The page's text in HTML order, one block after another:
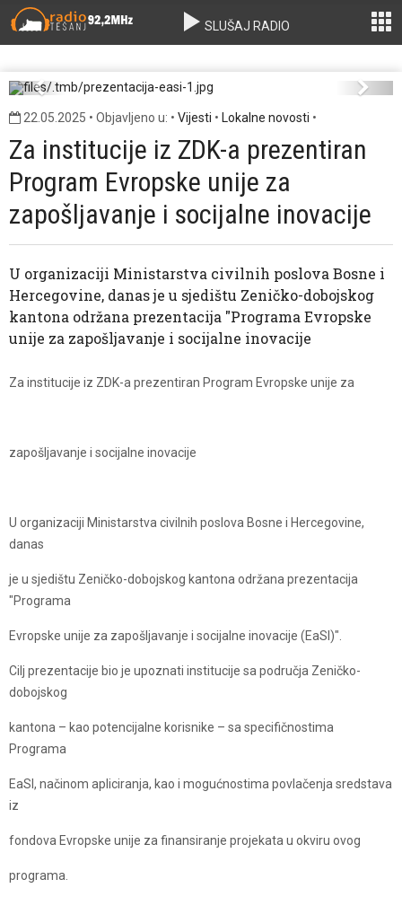
SLUŠAJ RADIO
Previous Next
22.05.2025 • Objavljeno u: • Vijesti • Lokalne novosti •
Za institucije iz ZDK-a prezentiran
Program Evropske unije za
zapošljavanje i socijalne inovacije
U organizaciji Ministarstva civilnih poslova Bosne i
Hercegovine, danas je u sjedištu Zeničko-dobojskog
kantona održana prezentacija "Programa Evropske
unije za zapošljavanje i socijalne inovacije
Za institucije iz ZDK-a prezentiran Program Evropske unije za
zapošljavanje i socijalne inovacije
U organizaciji Ministarstva civilnih poslova Bosne i Hercegovine,
danas
je u sjedištu Zeničko-dobojskog kantona održana prezentacija
"Programa
Evropske unije za zapošljavanje i socijalne inovacije (EaSI)".
Cilj prezentacije bio je upoznati institucije sa područja Zeničko-
dobojskog
kantona – kao potencijalne korisnike – sa specifičnostima
Programa
EaSI, načinom apliciranja, kao i mogućnostima povlačenja sredstava
iz
fondova Evropske unije za finansiranje projekata u okviru ovog
programa.